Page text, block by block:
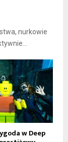
nurkowie
w Deep